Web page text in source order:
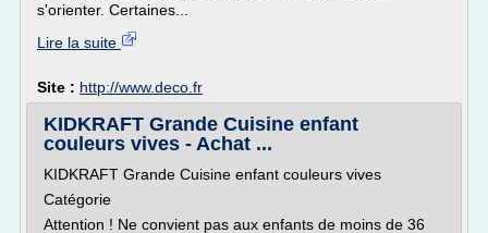
s'orienter. Certaines...
Lire la suite
Site : http://www.deco.fr
KIDKRAFT Grande Cuisine enfant
couleurs vives - Achat ...
KIDKRAFT Grande Cuisine enfant couleurs vives
Catégorie
Attention ! Ne convient pas aux enfants de moins de 36